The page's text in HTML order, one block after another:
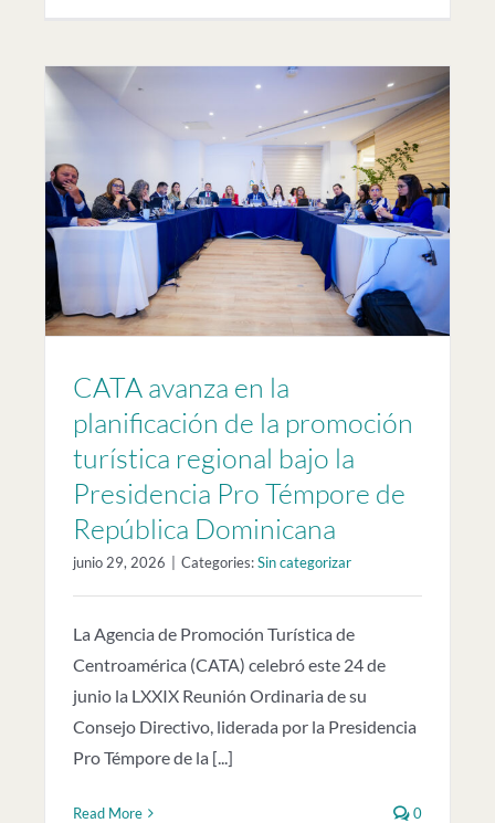
CATA avanza en la
planificación de la promoción
turística regional bajo la
Presidencia Pro Témpore de
República Dominicana
junio 29, 2026 Categories:Sin categorizar
La Agencia de Promoción Turística de
Centroamérica (CATA) celebró este 24 de
junio la LXXIX Reunión Ordinaria de su
Consejo Directivo, liderada por la Presidencia
Pro Témpore de la [...]
Read More 0